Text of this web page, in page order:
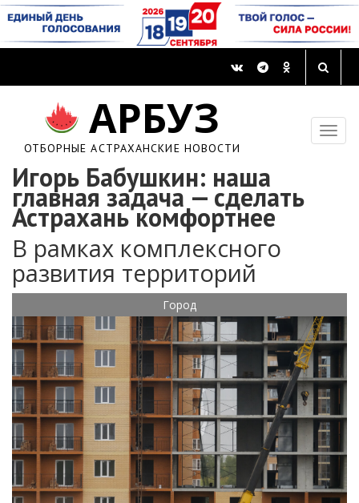
АРБУЗ
ОТБОРНЫЕ АСТРАХАНСКИЕ НОВОСТИ
Игорь Бабушкин: наша
главная задача — сделать
Астрахань комфортнее
В рамках комплексного
развития территорий
Город